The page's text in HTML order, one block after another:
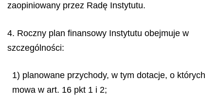
zaopiniowany przez Radę Instytutu.
4. Roczny plan finansowy Instytutu obejmuje w
szczególności:
1) planowane przychody, w tym dotacje, o których
mowa w art. 16 pkt 1 i 2;